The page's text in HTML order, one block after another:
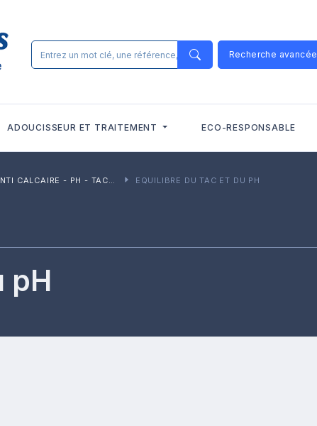
Recherche avancée
ADOUCISSEUR ET TRAITEMENT ECO-RESPONSABLE
CALCAIRE - PH - TAC - STABILISANT EQUILIBRE DU TAC ET DU PH
pH